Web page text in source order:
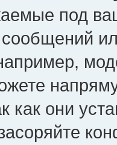
под
как они